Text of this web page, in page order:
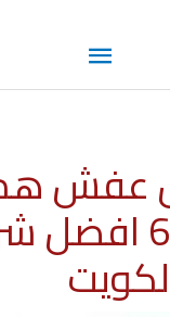
عفش
60776685